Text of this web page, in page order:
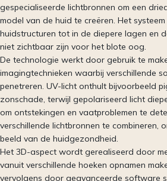
gespecialiseerde lichtbronnen om een
model van de huid te creëren. Het
huidstructuren tot in de diepere lagen en
niet zichtbaar zijn voor het blote oog.
De technologie werkt door gebruik te
imagingtechnieken waarbij verschillende
penetreren. UV-licht onthult bijvoorbeeld
zonschade, terwijl gepolariseerd licht
om ontstekingen en vaatproblemen te
verschillende lichtbronnen te combineren,
beeld van de huidgezondheid.
Het 3D-aspect wordt gerealiseerd door
vanuit verschillende hoeken opnamen
vervolgens door geavanceerde software